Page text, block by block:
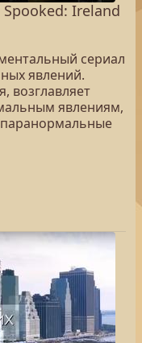
Ireland
сериал
явлений.
возглавляет
явлениям,